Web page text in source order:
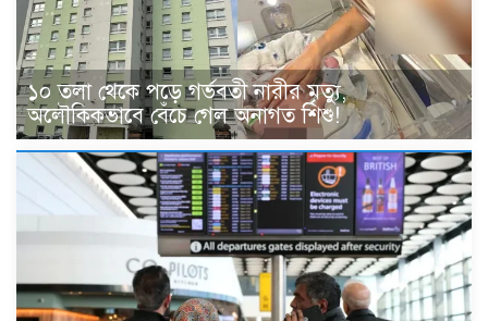
১০ তলা থেকে পড়ে গর্ভবতী নারীর মৃত্যু,
অলৌকিকভাবে বেঁচে গেল অনাগত শিশু!